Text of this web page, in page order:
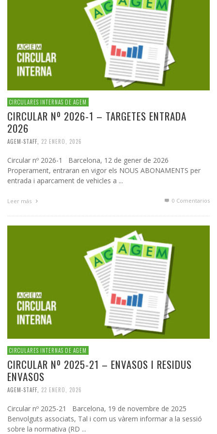
CIRCULARES INTERNAS DE AGEM
CIRCULAR Nº 2026-1 – TARGETES ENTRADA
2026
AGEM-STAFF 22 ENERO, 2026
Circular nº 2026-1 Barcelona, 12 de gener de 2026
Properament, entraran en vigor els NOUS ABONAMENTS per
entrada i aparcament de vehicles a ...
Leer más 0 Comentarios
CIRCULARES INTERNAS DE AGEM
CIRCULAR Nº 2025-21 – ENVASOS I RESIDUS
ENVASOS
AGEM-STAFF 22 ENERO, 2026
Circular nº 2025-21 Barcelona, 19 de novembre de 2025
Benvolguts associats, Tal i com us vàrem informar a la sessió
sobre la normativa (RD ...